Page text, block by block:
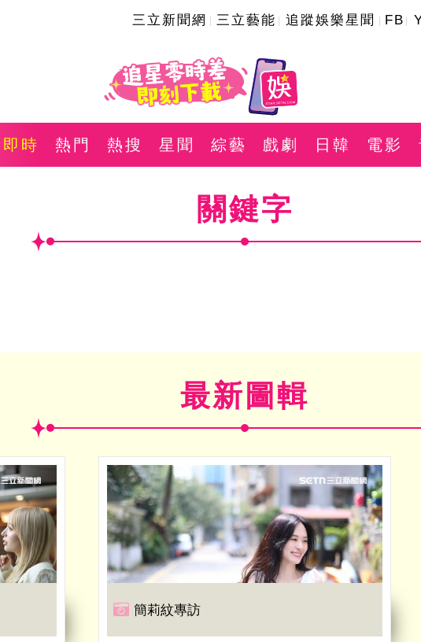
三立新聞網 三立藝能 追蹤娛樂星聞 FB
即時 熱門 熱搜 星聞 綜藝 戲劇 日韓 電影
關鍵字
最新圖輯
簡莉紋專訪